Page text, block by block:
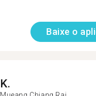
Baixe o
K.